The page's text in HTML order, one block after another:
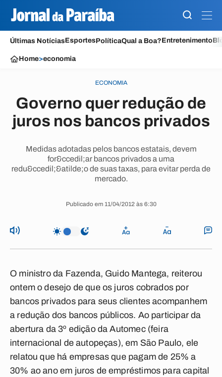
Últimas NotíciasEsportesPolíticaQual a Boa?Entretenimento
Home>economia
ECONOMIA
Governo quer redução de
juros nos bancos privados
Medidas adotadas pelos bancos estatais, devem
for&ccedil;ar bancos privados a uma
redu&ccedil;&atilde;o de suas taxas, para evitar perda de
mercado.
Publicado em 11/04/2012 às 6:30
O ministro da Fazenda, Guido Mantega, reiterou
ontem o desejo de que os juros cobrados por
bancos privados para seus clientes acompanhem
a redução dos bancos públicos. Ao participar da
abertura da 3º edição da Automec (feira
internacional de autopeças), em São Paulo, ele
relatou que há empresas que pagam de 25% a
30% ao ano em juros de empréstimos para capital